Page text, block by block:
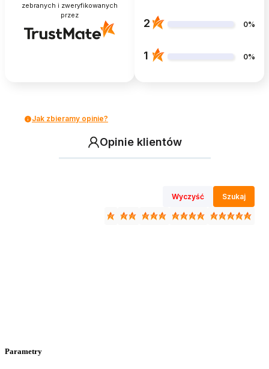
zebranych i zweryfikowanych
przez
2 0%
1 0%
Jak zbieramy opinie?
Opinie klientów
Wyczyść Szukaj
Parametry